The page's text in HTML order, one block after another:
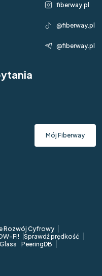
fiberway.pl
@fiberway.pl
@fiberway.pl
Mój Fiberway
Rozwój Cyfrowy
Fi!
Sprawdź prędkość
PeeringDB